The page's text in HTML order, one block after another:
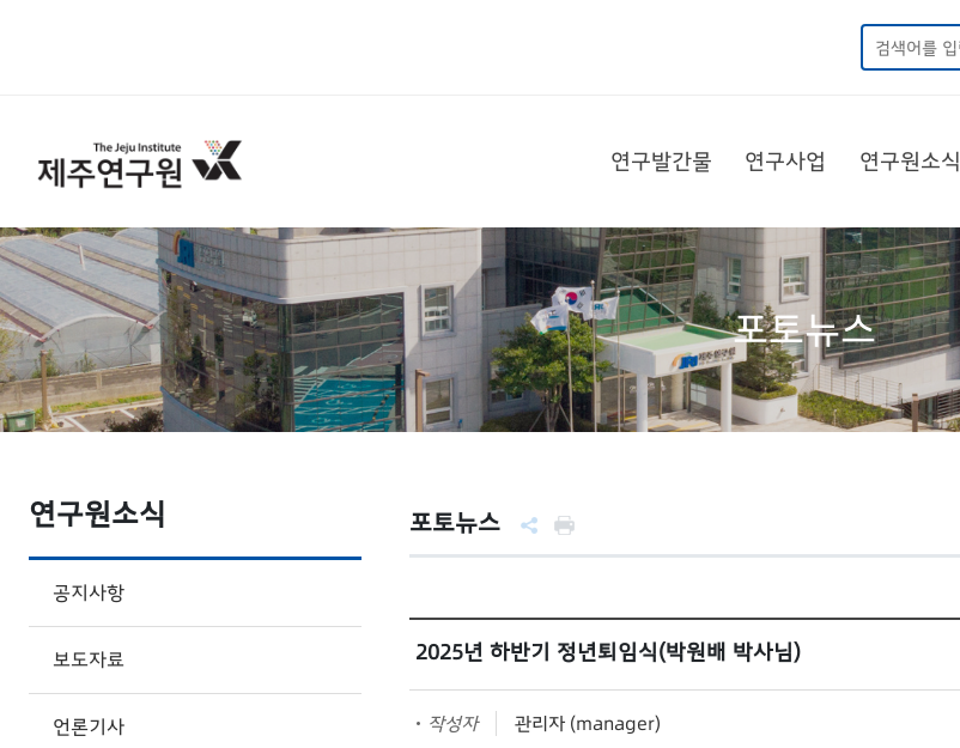
연구발간물 연구사업 연구원소식
포토뉴스
연구원소식
공지사항
보도자료
언론기사
포토뉴스
2025년 하반기 정년퇴임식(박원배 박사님)
작성자 관리자 (manager)